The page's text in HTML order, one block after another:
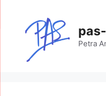
springen
Petra